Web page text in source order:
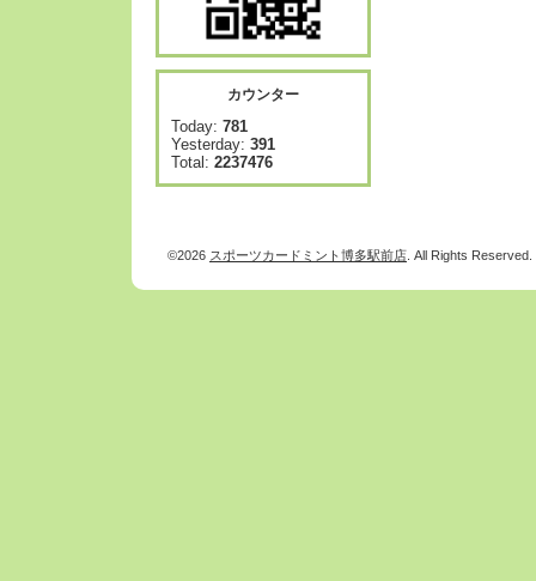
カウンター
Today: 781
Yesterday: 391
Total: 2237476
©2026 スポーツカードミント博多駅前店 . All Rights Reserved.